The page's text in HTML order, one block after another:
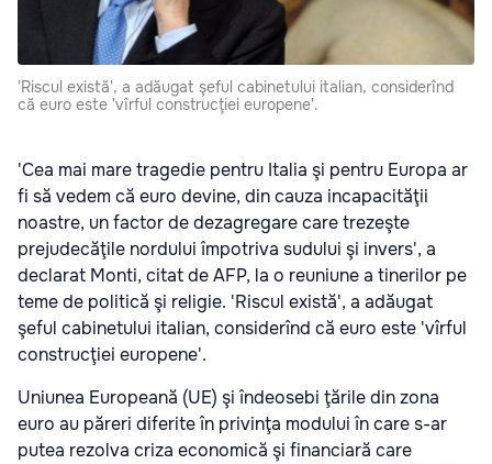
'Riscul există', a adăugat şeful cabinetului italian, considerînd
că euro este 'vîrful construcţiei europene'.
'Cea mai mare tragedie pentru Italia şi pentru Europa ar
fi să vedem că euro devine, din cauza incapacităţii
noastre, un factor de dezagregare care trezeşte
prejudecăţile nordului împotriva sudului şi invers', a
declarat Monti, citat de AFP, la o reuniune a tinerilor pe
teme de politică şi religie. 'Riscul există', a adăugat
şeful cabinetului italian, considerînd că euro este 'vîrful
construcţiei europene'.
Uniunea Europeană (UE) şi îndeosebi ţările din zona
euro au păreri diferite în privinţa modului în care s-ar
putea rezolva criza economică şi financiară care